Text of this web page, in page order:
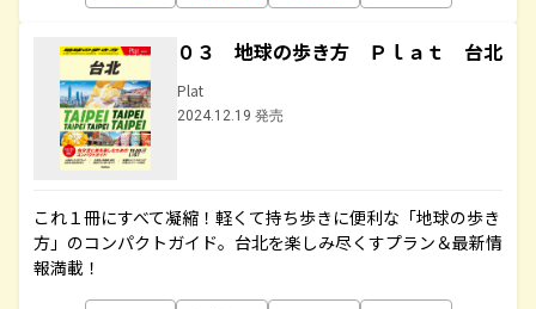
０３ 地球の歩き方 Ｐｌａｔ 台北
Plat
2024.12.19 発売
これ１冊にすべて凝縮！軽くて持ち歩きに便利な「地球の歩き
方」のコンパクトガイド。台北を楽しみ尽くすプラン＆最新情
報満載！